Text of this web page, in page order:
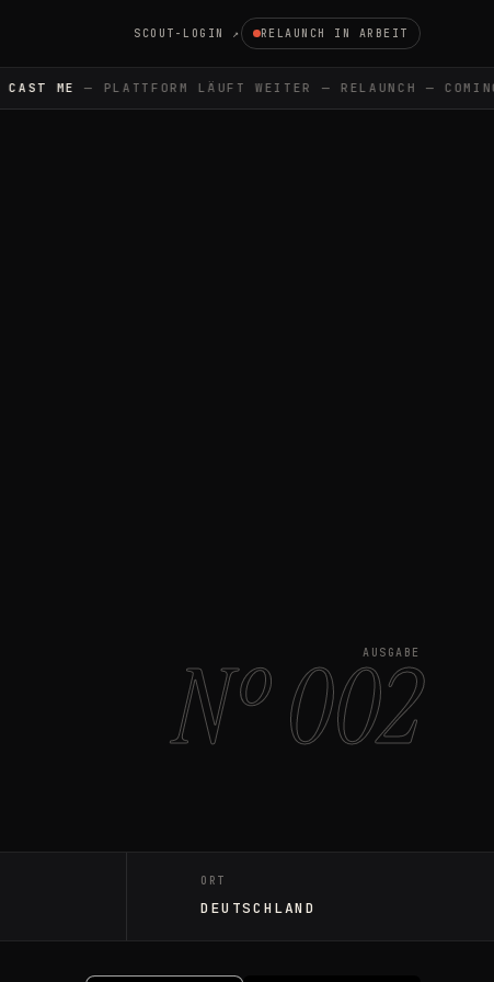
SCOUT-LOGIN ↗ RELAUNCH IN ARBEIT
ME — PLATTFORM LÄUFT WEITER — RELAUNCH —
AUSGABE
Nº 002
ORT
DEUTSCHLAND